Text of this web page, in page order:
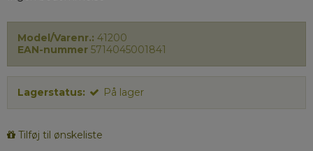
Model/Varenr.: 41200
EAN-nummer 5714045001841
Lagerstatus: På lager
Tilføj til ønskeliste